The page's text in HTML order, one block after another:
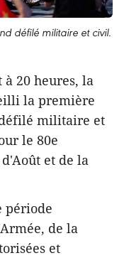
défilé militaire et civil.
20 heures, la
la première
militaire et
le 80e
et de la
période
de la
et